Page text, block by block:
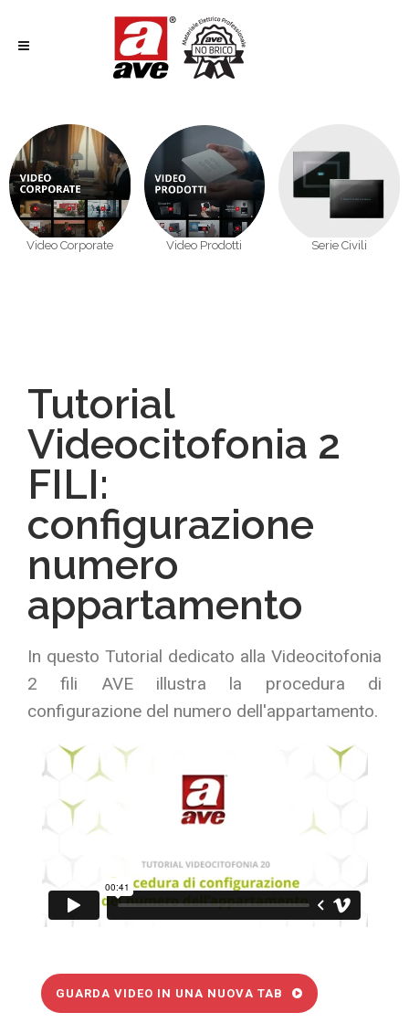
Video Corporate Video Prodotti Serie Civili
Tutorial
Videocitofonia 2
FILI:
configurazione
numero
appartamento
In questo Tutorial dedicato alla Videocitofonia
2 fili AVE illustra la procedura di
configurazione del numero dell'appartamento.
GUARDA VIDEO IN UNA NUOVA TAB